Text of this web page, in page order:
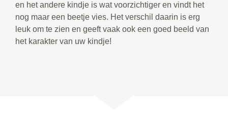
en het andere kindje is wat voorzichtiger en vindt het
nog maar een beetje vies. Het verschil daarin is erg
leuk om te zien en geeft vaak ook een goed beeld van
het karakter van uw kindje!